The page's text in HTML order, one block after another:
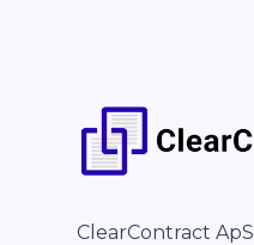
ClearContract ApS